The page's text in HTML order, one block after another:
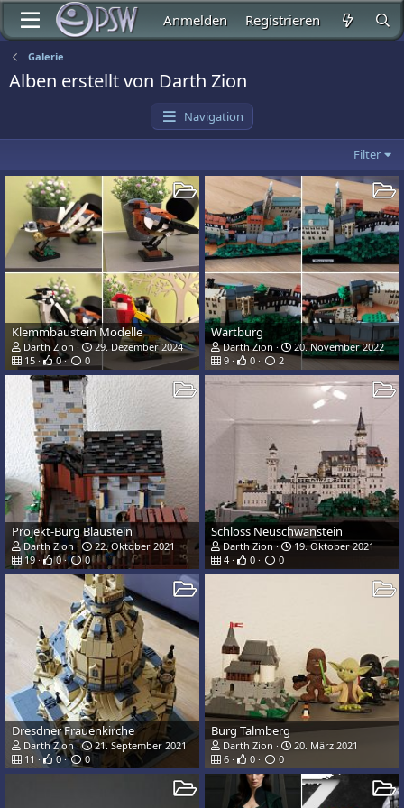
Anmelden Registrieren
Galerie
Alben erstellt von Darth Zion
Navigation
Filter
Klemmbaustein Modelle
Darth Zion
29. Dezember 2024
15
0 0
Wartburg
Darth Zion
20. November 2022
9
0 2
Projekt-Burg Blaustein
Darth Zion
22. Oktober 2021
19
0 0
Schloss Neuschwanstein
Darth Zion
19. Oktober 2021
4
0 0
Dresdner Frauenkirche
Darth Zion
21. September 2021
11
0 0
Burg Talmberg
Darth Zion
20. März 2021
6
0 0